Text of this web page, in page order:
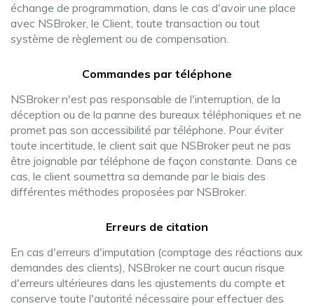
échange de programmation, dans le cas d'avoir une place
avec NSBroker, le Client, toute transaction ou tout
système de règlement ou de compensation.
Commandes par téléphone
NSBroker n'est pas responsable de l'interruption, de la
déception ou de la panne des bureaux téléphoniques et ne
promet pas son accessibilité par téléphone. Pour éviter
toute incertitude, le client sait que NSBroker peut ne pas
être joignable par téléphone de façon constante. Dans ce
cas, le client soumettra sa demande par le biais des
différentes méthodes proposées par NSBroker.
Erreurs de citation
En cas d'erreurs d'imputation (comptage des réactions aux
demandes des clients), NSBroker ne court aucun risque
d'erreurs ultérieures dans les ajustements du compte et
conserve toute l'autorité nécessaire pour effectuer des